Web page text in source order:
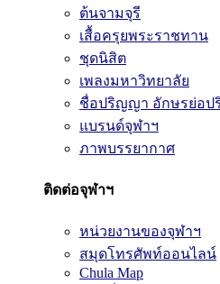
ต้นจามจุรี
เสื้อครุยพระราชทาน
ชุดนิสิต
เพลงมหาวิทยาลัย
ชื่อปริญญา อักษรย่อ
แบรนด์จุฬาฯ
ภาพบรรยากาศ
ติดต่อจุฬาฯ
หน่วยงานของจุฬาฯ
สมุดโทรศัพท์ออนไลน์
Chula Map